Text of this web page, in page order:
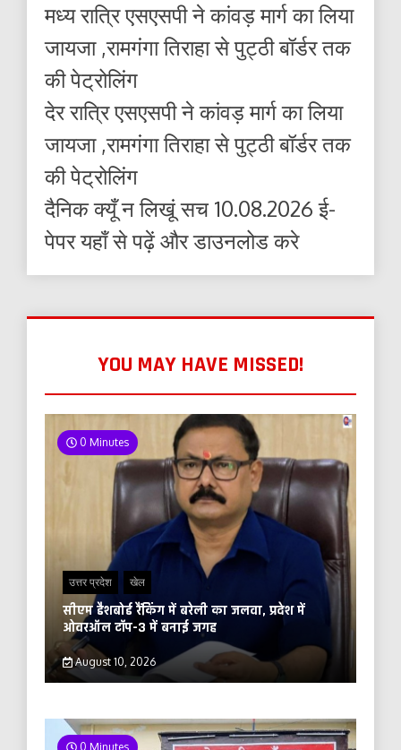
मध्य रात्रि एसएसपी ने कांवड़ मार्ग का लिया
जायजा ,रामगंगा तिराहा से पुट्ठी बॉर्डर तक
की पेट्रोलिंग
देर रात्रि एसएसपी ने कांवड़ मार्ग का लिया
जायजा ,रामगंगा तिराहा से पुट्ठी बॉर्डर तक
की पेट्रोलिंग
दैनिक क्यूँ न लिखूं सच 10.08.2026 ई-
पेपर यहाँ से पढ़ें और डाउनलोड करे
YOU MAY HAVE MISSED!
0 Minutes
उत्तर प्रदेश खेल
सीएम डैशबोर्ड रैंकिंग में बरेली का जलवा, प्रदेश में
ओवरऑल टॉप-3 में बनाई जगह
August 10, 2026
0 Minutes